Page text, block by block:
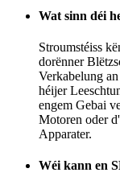
Wat sinn déi
Stroumstéiss
dorënner
Verkabelung
héijer
engem Gebai
Motoren oder
Apparater.
Wéi kann en